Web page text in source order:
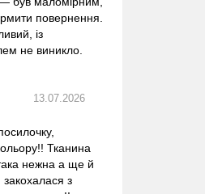
повернення.
із
не виникло.
13.07.2026
Тканина
нежна а ще й
закохалася з